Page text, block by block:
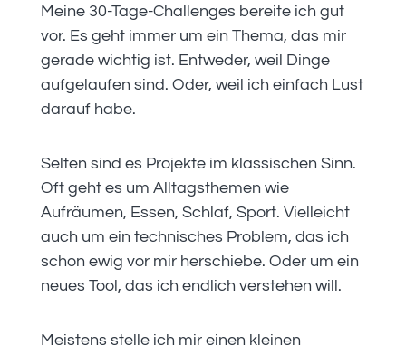
Meine 30-Tage-Challenges bereite ich gut
vor. Es geht immer um ein Thema, das mir
gerade wichtig ist. Entweder, weil Dinge
aufgelaufen sind. Oder, weil ich einfach Lust
darauf habe.
Selten sind es Projekte im klassischen Sinn.
Oft geht es um Alltagsthemen wie
Aufräumen, Essen, Schlaf, Sport. Vielleicht
auch um ein technisches Problem, das ich
schon ewig vor mir herschiebe. Oder um ein
neues Tool, das ich endlich verstehen will.
Meistens stelle ich mir einen kleinen